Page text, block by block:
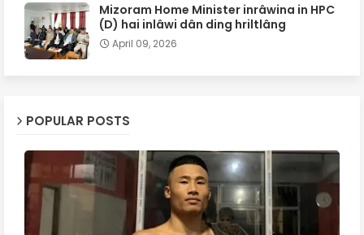
Mizoram Home Minister inrâwina in HPC
(D) hai inlâwi dân ding hriltlâng
April 09, 2026
POPULAR POSTS